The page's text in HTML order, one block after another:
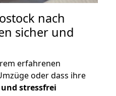
nach
sicher und
erfahrenen
oder dass ihre
stressfrei